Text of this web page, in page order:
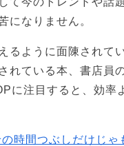
になりません。
るように面陳されて
れている本、書店員
に注目すると、効率
の時間つぶしだけじゃ